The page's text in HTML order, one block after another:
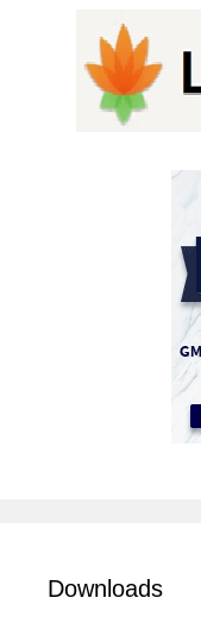
Downloads